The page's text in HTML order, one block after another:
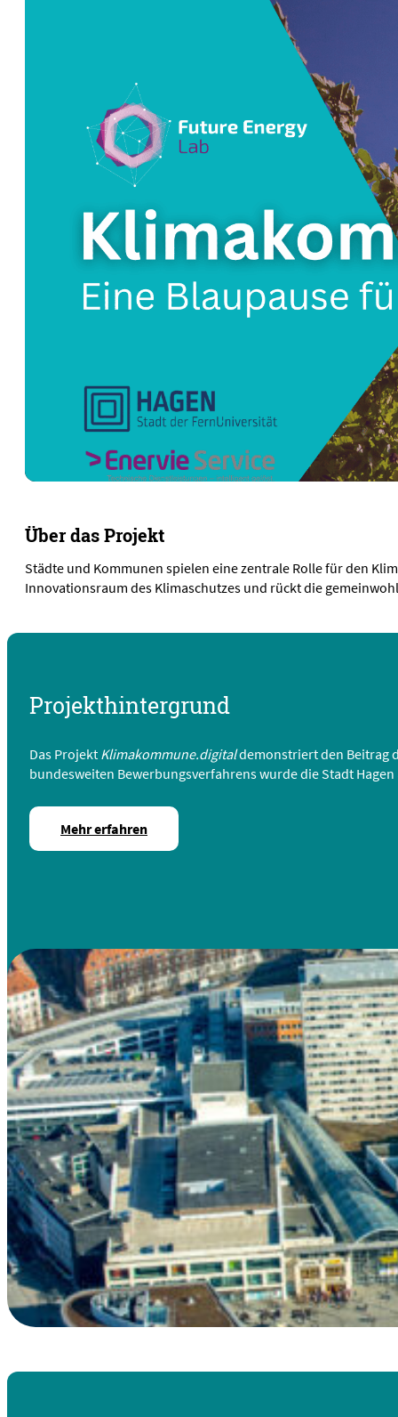
Über das Projekt
Städte und Kommunen spielen eine zentrale Rolle für den
Innovationsraum des Klimaschutzes und rückt die
Projekthintergrund
Das Projekt Klimakommune.digitaldemonstriert den Beitrag
bundesweiten Bewerbungsverfahrens wurde die Stadt
Mehr erfahren